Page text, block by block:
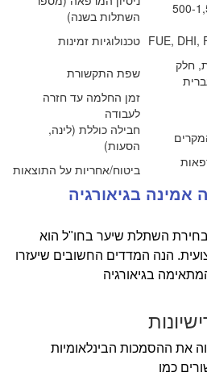
השתלות בשנה)
טכנולוגיות זמינות
שפת התקשורת
חלק
זמן החלמה עד חזרה
לעבודה
חבילה כוללת (לינה,
הסעות)
ביטוח/אחריות על התוצאות
השתלת שיער בחו"ל הוא
הנה המדדים החשובים שיעזרו
את ההסמכות הבינלאומיות